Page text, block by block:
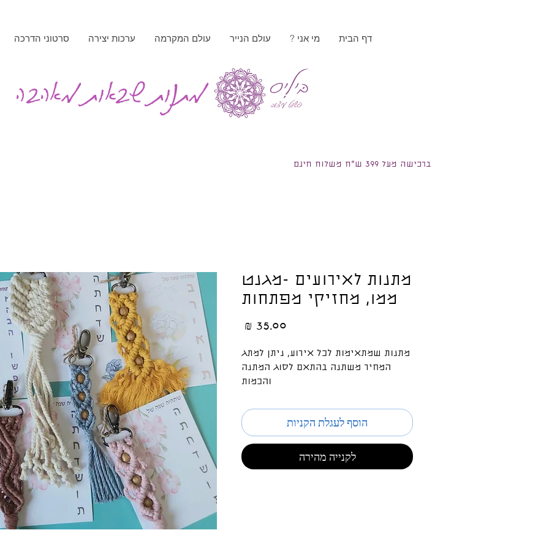
סרטוני הדרכה ערכות יצירה עולם המקרמה עולם הנייר ? מי אני דף הבית
מתנות שבאות מאהבה
ברכישה מעל 399 ש"ח משלוח חינם
מתנות לאירועים -מגנט
ממו, מחזיקי מפתחות
מתנות שמתאימות לכל אירוע, ניתן למתג
המחיר משתנה בהתאם לסוג המתנה
והכמות
הוסף לעגלת הקניות
לקנייה מהירה